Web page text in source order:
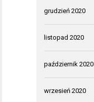
grudzień 2020
listopad 2020
październik 2020
wrzesień 2020